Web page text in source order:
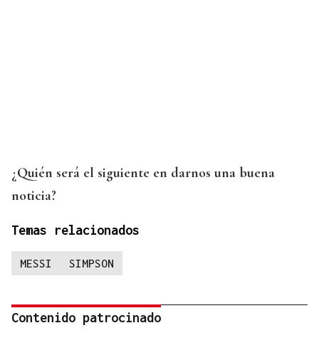
¿Quién será el siguiente en darnos una buena
noticia?
Temas relacionados
MESSI SIMPSON
Contenido patrocinado